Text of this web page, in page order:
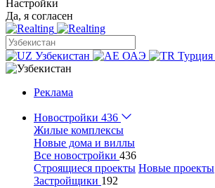
Настройки
Да, я согласен
Узбекистан ОАЭ Турция
Реклама
Новостройки 436
Жилые комплексы
Новые дома и виллы
Все новостройки 436
Строящиеся проекты Новые проекты
Застройщики 192